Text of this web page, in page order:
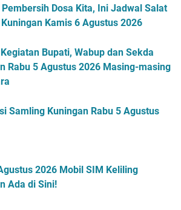
Dosa Kita, Ini Jadwal Salat
Kamis 6 Agustus 2026
Bupati, Wabup dan Sekda
Rabu 5 Agustus 2026 Masing-masing
Samling Kuningan Rabu 5 Agustus
2026 Mobil SIM Keliling
Ada di Sini!